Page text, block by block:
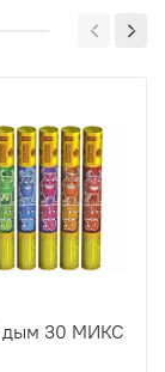
дым 30 МИКС